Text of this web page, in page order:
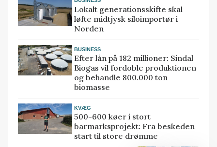
Lokalt generationsskifte skal
løfte midtjysk siloimportør i
Norden
BUSINESS
Efter lån på 182 millioner: Sindal
Biogas vil fordoble produktionen
og behandle 800.000 ton
biomasse
KVÆG
500-600 køer i stort
barmarksprojekt: Fra beskeden
start til store drømme